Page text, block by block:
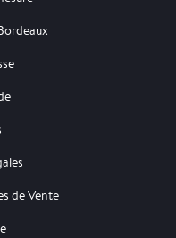
de Vente